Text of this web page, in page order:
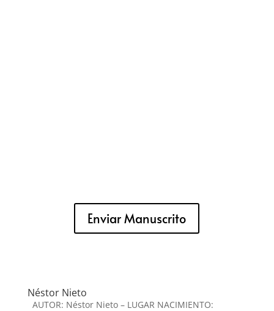
Enviar Manuscrito
Néstor Nieto
AUTOR: Néstor Nieto – LUGAR NACIMIENTO: